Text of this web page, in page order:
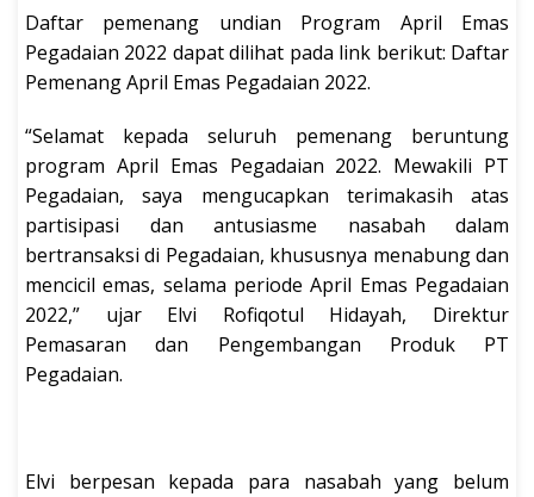
Daftar pemenang undian Program April Emas
Pegadaian 2022 dapat dilihat pada link berikut: Daftar
Pemenang April Emas Pegadaian 2022.
“Selamat kepada seluruh pemenang beruntung
program April Emas Pegadaian 2022. Mewakili PT
Pegadaian, saya mengucapkan terimakasih atas
partisipasi dan antusiasme nasabah dalam
bertransaksi di Pegadaian, khususnya menabung dan
mencicil emas, selama periode April Emas Pegadaian
2022,” ujar Elvi Rofiqotul Hidayah, Direktur
Pemasaran dan Pengembangan Produk PT
Pegadaian.
Elvi berpesan kepada para nasabah yang belum